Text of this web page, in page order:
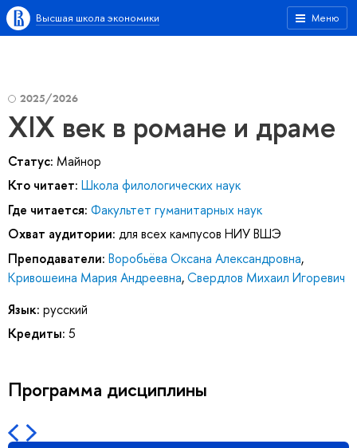
Меню
Высшая школа экономики
2025/2026
XIX век в романе и драме
Статус: Майнор
Кто читает: Школа филологических наук
Где читается: Факультет гуманитарных наук
Охват аудитории: для всех кампусов НИУ ВШЭ
Преподаватели: Воробьёва Оксана Александровна,
Кривошеина Мария Андреевна,Свердлов Михаил Игоревич
Язык: русский
Кредиты: 5
Программа дисциплины